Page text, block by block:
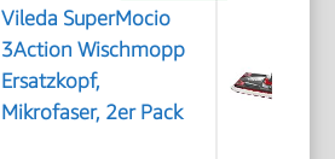
Vileda SuperMocio
3Action Wischmopp
Ersatzkopf,
Mikrofaser, 2er Pack